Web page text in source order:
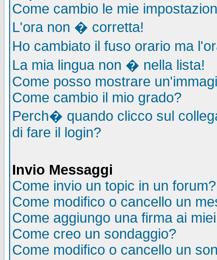
Come cambio le mie
L'ora non � corretta!
Ho cambiato il fuso orario ma
La mia lingua non � nella lista!
Come posso mostrare
Come cambio il mio grado?
Perch� quando clicco sul
di fare il login?
Invio Messaggi
Come invio un topic in un forum?
Come modifico o cancello un
Come aggiungo una firma ai
Come creo un sondaggio?
Come modifico o cancello un